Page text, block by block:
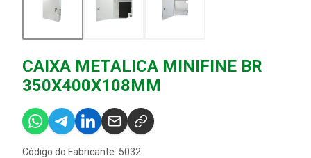
CAIXA METALICA MINIFINE BR
350X400X108MM
Código do Fabricante: 5032